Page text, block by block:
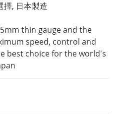
擇, 日本製造
thin gauge and the
speed, control and
best choice for the world's